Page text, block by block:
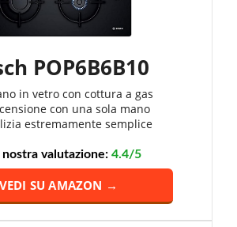
POP6B6B10
in vetro con cottura a gas
con una sola mano
estremamente semplice
nostra valutazione: 4.4/5
VEDI SU AMAZON →